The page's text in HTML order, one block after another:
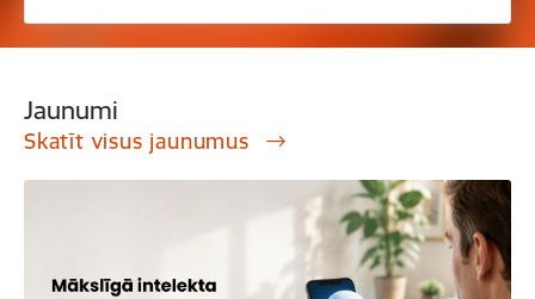
Jaunumi
Skatīt visus jaunumus